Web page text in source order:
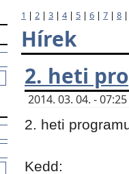
1 | 2 | 3 | 4| 5 | 6 | 7 | 8
Hírek
2. heti
2014. 03. 04. -
2. heti
Kedd: